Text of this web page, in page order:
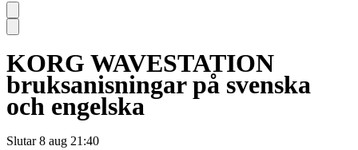
KORG WAVESTATION
bruksanisningar på svenska
och engelska
Slutar 8 aug 21:40